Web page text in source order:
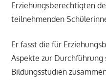
Erziehungsberechtigten
teilnehmenden
Er fasst die für
Aspekte zur
Bildungsstudien